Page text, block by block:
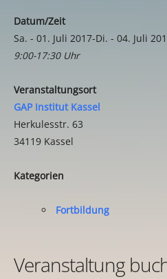
Datum/Zeit
Sa. - 01. Juli 2017-Di. - 04. Juli
9:00-17:30 Uhr
Veranstaltungsort
GAP Institut Kassel
Herkulesstr. 63
34119 Kassel
Kategorien
Fortbildung
Veranstaltung